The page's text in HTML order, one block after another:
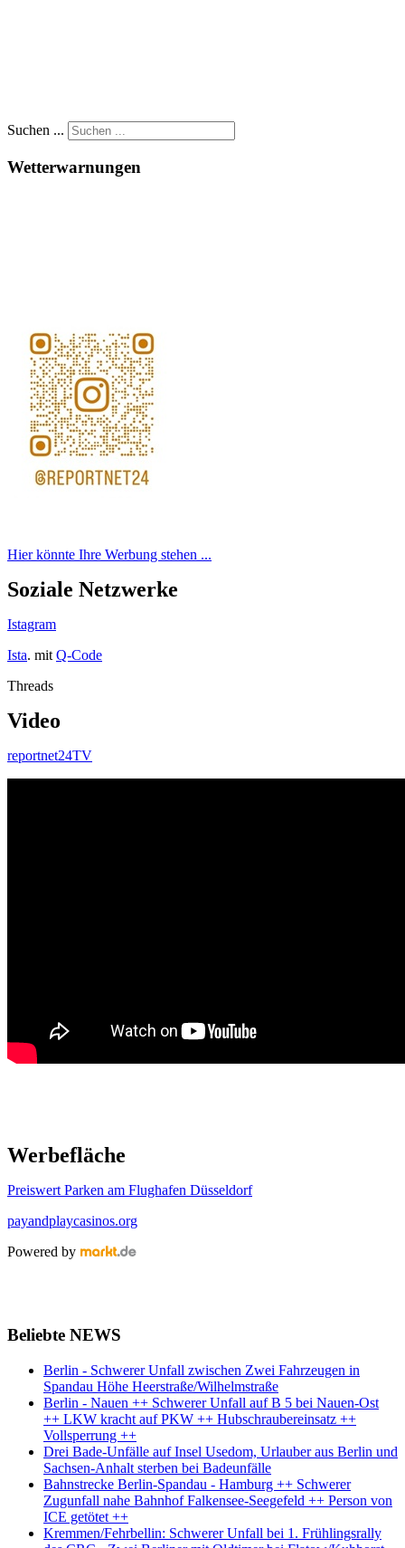
Suchen ...
Wetterwarnungen
Hier könnte Ihre Werbung stehen ...
Soziale Netzwerke
Istagram
Ista. mit Q-Code
Threads
Video
reportnet24TV
Werbefläche
Preiswert Parken am Flughafen Düsseldorf
payandplaycasinos.org
Powered by
Beliebte NEWS
Berlin - Schwerer Unfall zwischen Zwei Fahrzeugen in
Spandau Höhe Heerstraße/Wilhelmstraße
Berlin - Nauen ++ Schwerer Unfall auf B 5 bei Nauen-Ost
++ LKW kracht auf PKW ++ Hubschraubereinsatz ++
Vollsperrung ++
Drei Bade-Unfälle auf Insel Usedom, Urlauber aus Berlin und
Sachsen-Anhalt sterben bei Badeunfälle
Bahnstrecke Berlin-Spandau - Hamburg ++ Schwerer
Zugunfall nahe Bahnhof Falkensee-Seegefeld ++ Person von
ICE getötet ++
Kremmen/Fehrbellin: Schwerer Unfall bei 1. Frühlingsrally